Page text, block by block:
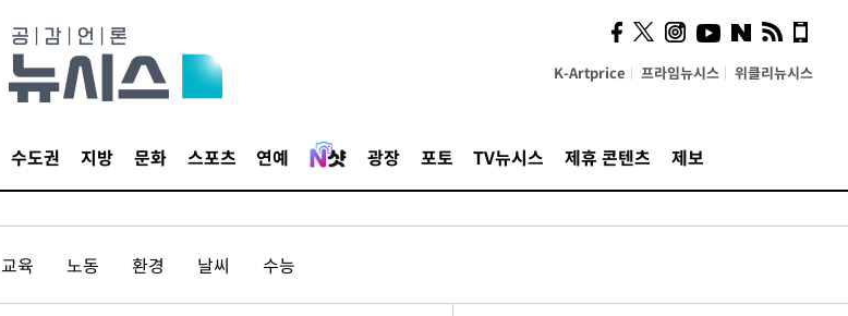
K-Artprice 프라임뉴시스 위클리뉴시스
수도권 지방 문화 스포츠 연예 광장 포토 TV뉴시스 제휴 콘텐츠 제보
교육 노동 환경 날씨 수능